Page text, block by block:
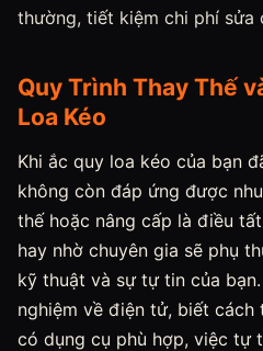
thường, tiết kiệm chi phí sửa
Quy Trình Thay Thế
Loa Kéo
Khi ắc quy loa kéo của bạn
không còn đáp ứng được
thế hoặc nâng cấp là điều
hay nhờ chuyên gia sẽ phụ
kỹ thuật và sự tự tin của
nghiệm về điện tử, biết cách
có dụng cụ phù hợp, việc tự